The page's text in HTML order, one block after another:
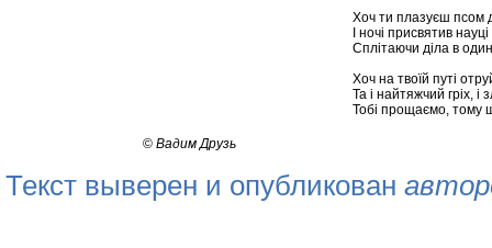
Хоч ти плазуєш псом
І ночі присвятив
Сплітаючи діла в
Хоч на твоїй путі
Та і найтяжчий гріх,
Тобі прощаємо, тому
© Вадим Друзь
Текст выверен и опубликован